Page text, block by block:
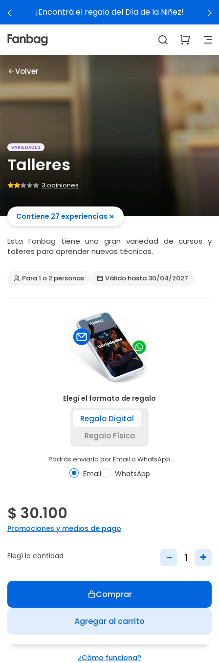
¡Encontrá el regalo del Día de la Niñez!
Volver
VARIEDADES
Talleres
3 opiniones
Contiene 27 experiencias
Esta Fanbag tiene una gran variedad de cursos y
talleres para aprender nuevas técnicas.
Para 1 o 2 personas Válido hasta 30/04/2027
Elegí el formato de regalo
Regalo Digital
Regalo Físico
Podrás enviarlo por Email o WhatsApp
Email WhatsApp
$ 30.100
Promociones y medios de pago
Elegí la cantidad - +
Agregar al carrito
Comprar
¿Cómo funciona?